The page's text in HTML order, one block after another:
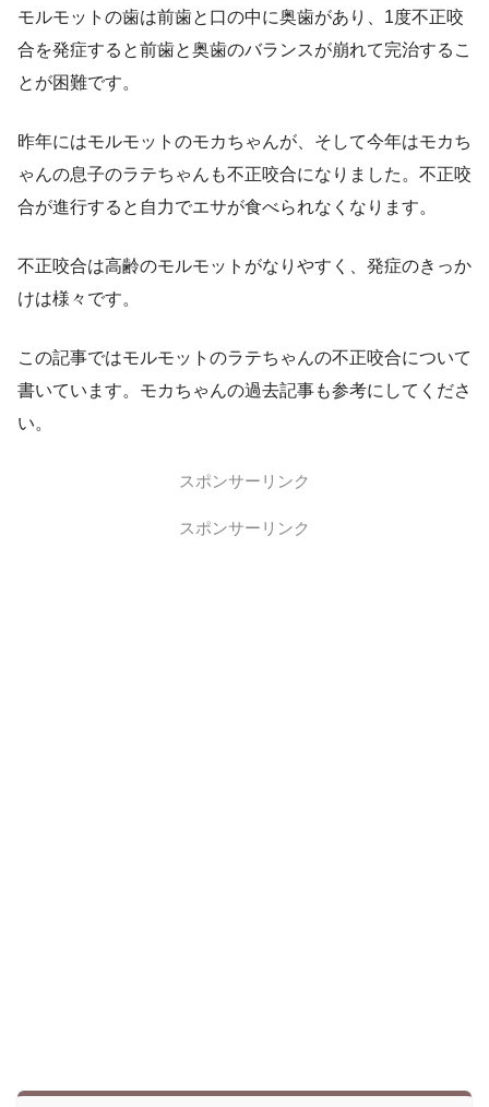
モルモットの歯は前歯と口の中に奥歯があり、1度不正咬
合を発症すると前歯と奥歯のバランスが崩れて完治するこ
とが困難です。
昨年にはモルモットのモカちゃんが、そして今年はモカち
ゃんの息子のラテちゃんも不正咬合になりました。不正咬
合が進行すると自力でエサが食べられなくなります。
不正咬合は高齢のモルモットがなりやすく、発症のきっか
けは様々です。
この記事ではモルモットのラテちゃんの不正咬合について
書いています。モカちゃんの過去記事も参考にしてくださ
い。
スポンサーリンク
スポンサーリンク